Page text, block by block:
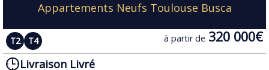
Appartements Neufs Toulouse Busca
T2 T4 à partir de 320 000€
Livraison Livré